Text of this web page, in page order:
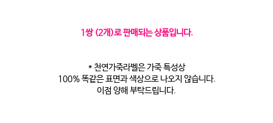
1쌍 (2개)로 판매되는 상품입니다.
* 천연가죽라벨은 가죽 특성상
100% 똑같은 표면과 색상으로 나오지 않습니다.
이점 양해 부탁드립니다.